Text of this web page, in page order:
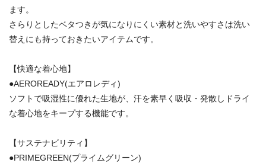
ます。
さらりとしたベタつきが気になりにくい素材と洗いやすさは洗い
替えにも持っておきたいアイテムです。
【快適な着心地】
●AEROREADY(エアロレディ)
ソフトで吸湿性に優れた生地が、汗を素早く吸収・発散しドライ
な着心地をキープする機能です。
【サステナビリティ】
●PRIMEGREEN(プライムグリーン)